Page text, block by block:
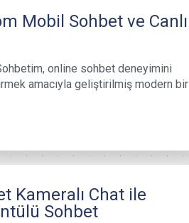
Mobil Sohbet ve Canlı
online sohbet deneyimini
amacıyla geliştirilmiş modern bir
Kameralı Chat ile
Sohbet